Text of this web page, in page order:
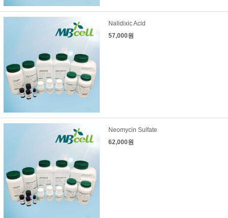
Nalidixic Acid
57,000원
Neomycin Sulfate
62,000원